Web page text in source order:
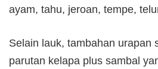
ayam, tahu, jeroan, tempe,
Selain lauk, tambahan urapan
parutan kelapa plus sambal